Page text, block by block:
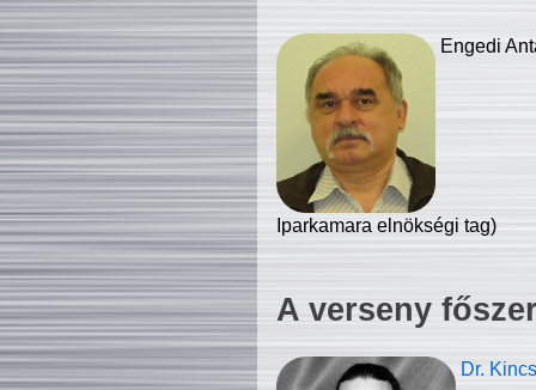
Engedi
Iparkamara elnökségi tag)
A verseny
Dr.